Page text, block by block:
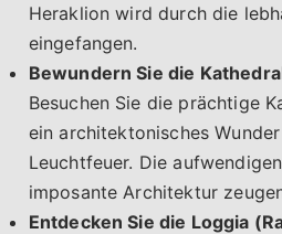
Heraklion wird durch die
eingefangen.
Bewundern Sie die
Besuchen Sie die prächtige
ein architektonisches
Leuchtfeuer. Die
imposante Architektur
Entdecken Sie die Loggia